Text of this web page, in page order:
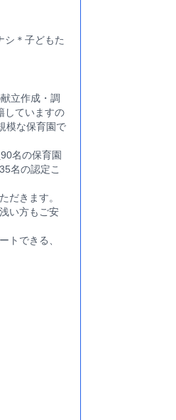
シ＊子どもた
立作成・調
していますの
模な保育園で
名の保育園
名の認定こ
だきます。
い方もご安
トできる、